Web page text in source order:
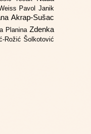
Pavol Janik
Akrap-Sušac
Planina Zdenka
Rožić Šolkotović